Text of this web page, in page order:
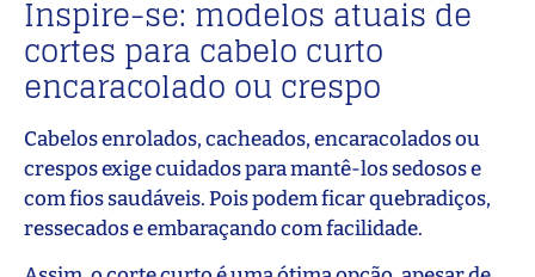
Inspire-se: modelos atuais de
cortes para cabelo curto
encaracolado ou crespo
Cabelos enrolados, cacheados, encaracolados ou
crespos exige cuidados para mantê-los sedosos e
com fios saudáveis. Pois podem ficar quebradiços,
ressecados e embaraçando com facilidade.